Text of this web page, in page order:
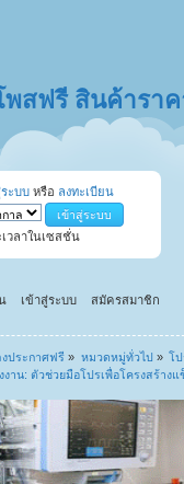
พสฟรี สินค้ารา
ะบบ หรือ ลงทะเบียน
วลาในเซสชั่น
เข้าสู่ระบบ สมัครสมาชิก
ประกาศฟรี » หมวดหมู่ทั่วไป » โ
าน: ตัวช่วยมือโปรเพื่อโครงสร้างแ